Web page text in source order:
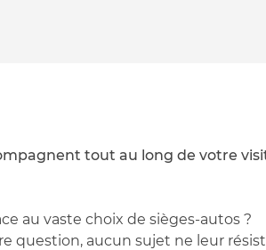
tout au long de votre
au vaste choix de sièges-autos ?
question, aucun sujet ne leur